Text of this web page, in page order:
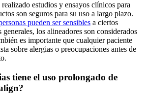
estudios y ensayos clínicos para
son seguros para su uso a largo plazo.
pueden ser sensibles a ciertos
generales, los alineadores son considerados
es importante que cualquier paciente
sobre alergias o preocupaciones antes de
tiene el uso prolongado de